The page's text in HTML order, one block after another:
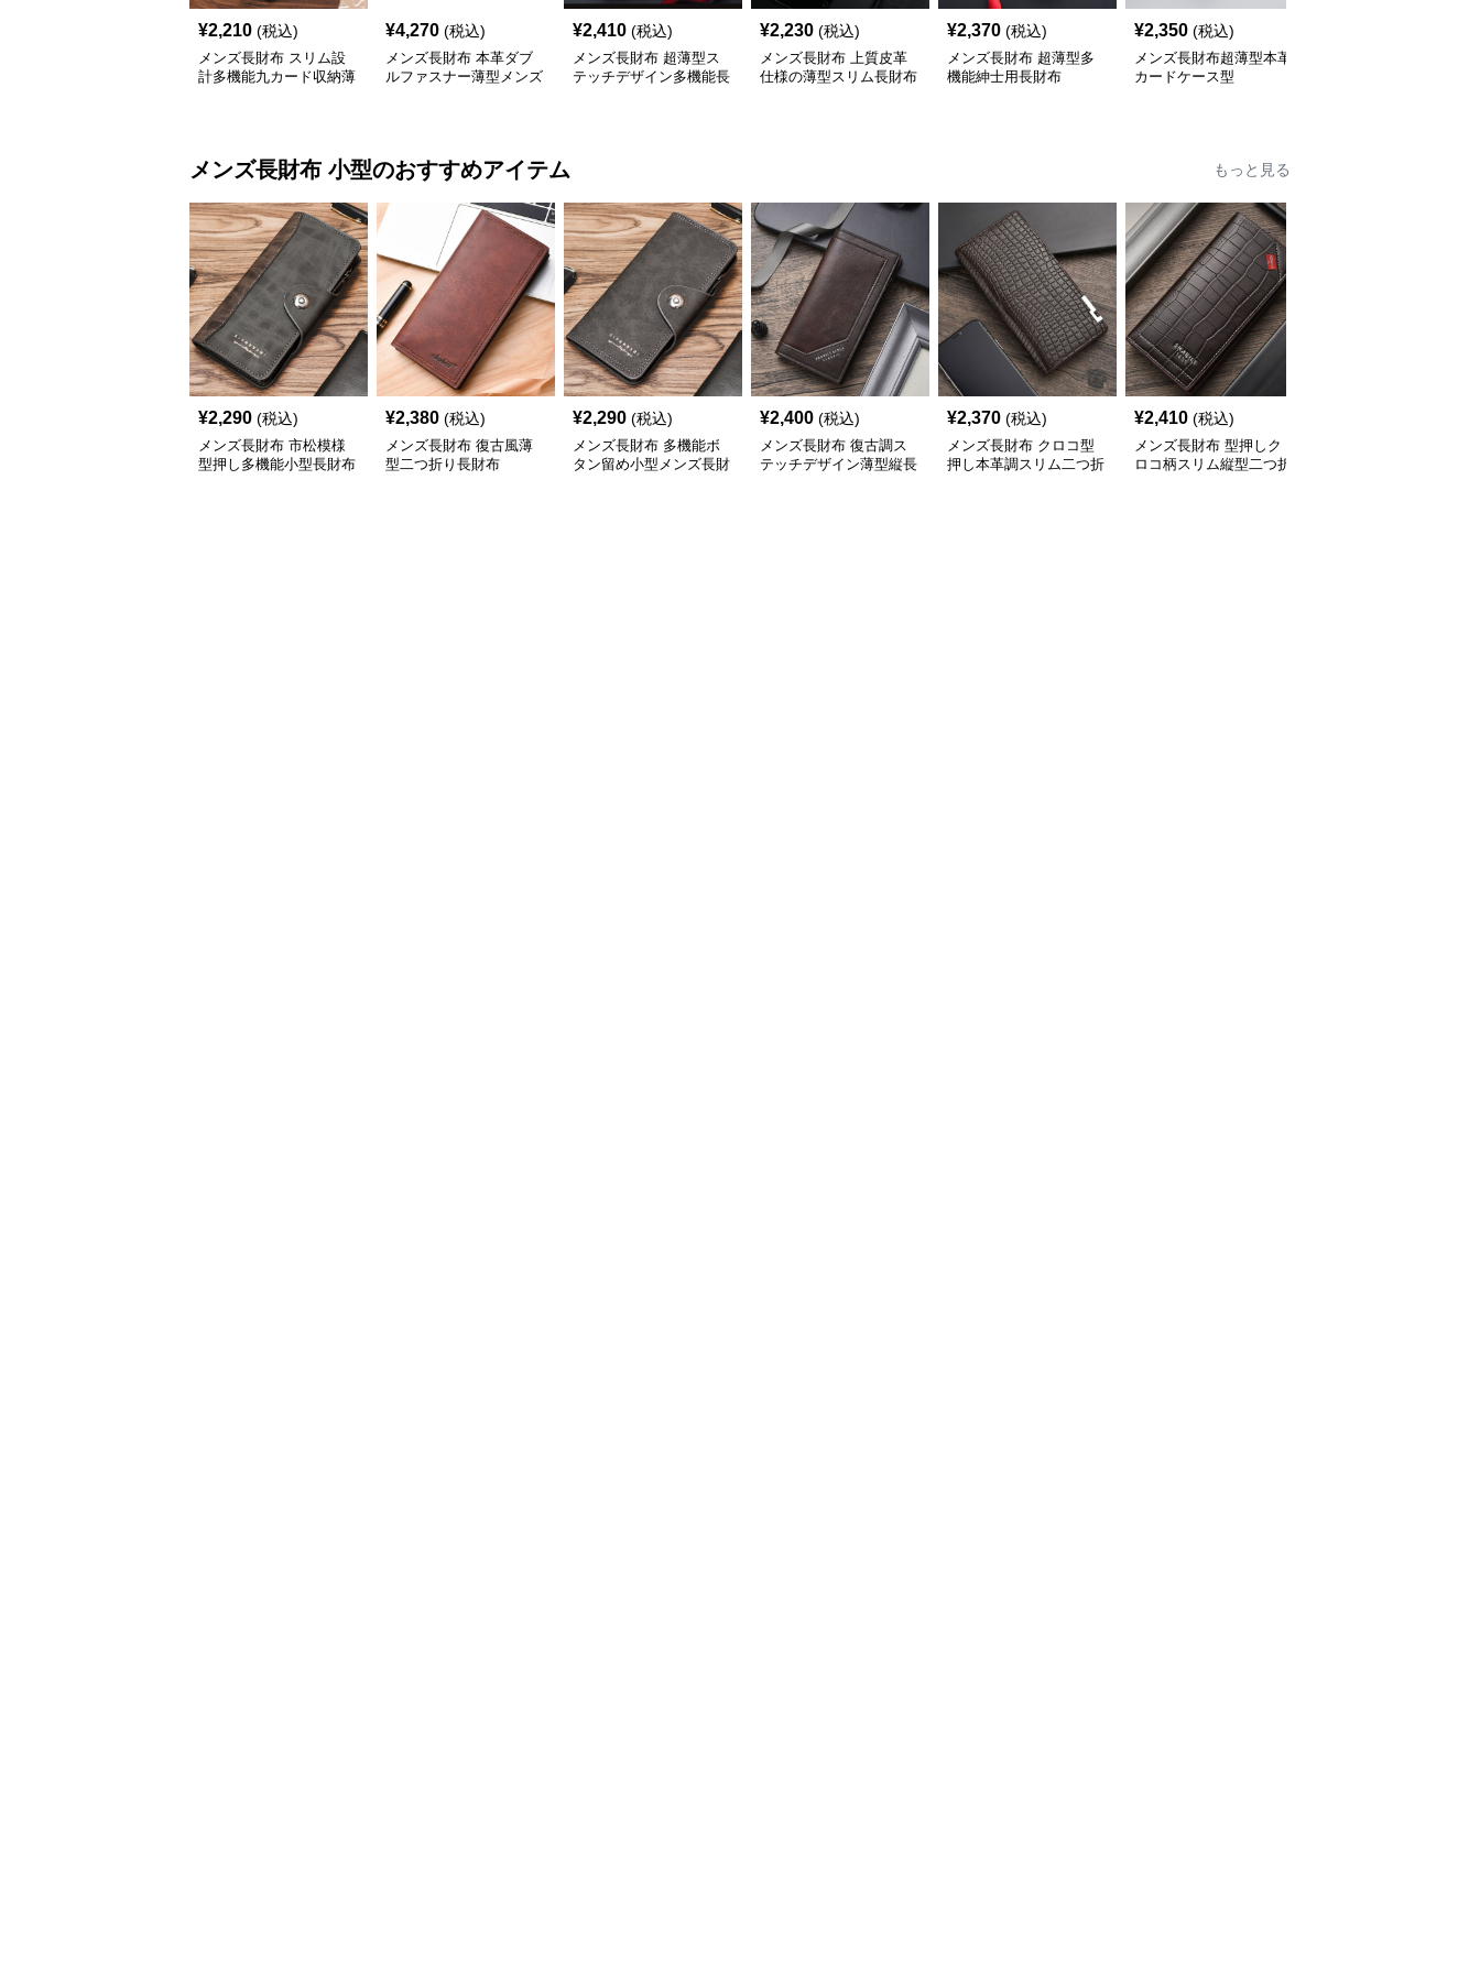
¥2,210 (税込)
メンズ長財布 スリム設
計多機能九カード収納薄
¥4,270 (税込)
メンズ長財布 本革ダブ
ルファスナー薄型メンズ
¥2,410 (税込)
メンズ長財布 超薄型ス
テッチデザイン多機能長
¥2,230 (税込)
メンズ長財布 上質皮革
仕様の薄型スリム長財布
¥2,370 (税込)
メンズ長財布 超薄型多
機能紳士用長財布
¥2,350 (税込)
メンズ長財布超薄型本革
カードケース型
メンズ長財布 小型のおすすめアイテム もっと見る
¥2,290 (税込)
メンズ長財布 市松模様
型押し多機能小型長財布
¥2,380 (税込)
メンズ長財布 復古風薄
型二つ折り長財布
¥2,290 (税込)
メンズ長財布 多機能ボ
タン留め小型メンズ長財
¥2,400 (税込)
メンズ長財布 復古調ス
テッチデザイン薄型縦長
¥2,370 (税込)
メンズ長財布 クロコ型
押し本革調スリム二つ折
¥2,410 (税込)
メンズ長財布 型押しク
ロコ柄スリム縦型二つ折